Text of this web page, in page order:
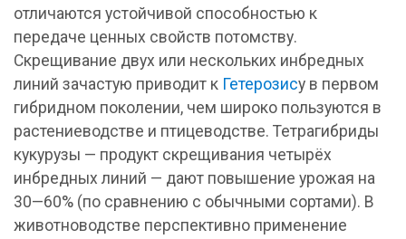
отличаются устойчивой способностью к
передаче ценных свойств потомству.
Скрещивание двух или нескольких инбредных
линий зачастую приводит к Гетерозису в первом
гибридном поколении, чем широко пользуются в
растениеводстве и птицеводстве. Тетрагибриды
кукурузы — продукт скрещивания четырёх
инбредных линий — дают повышение урожая на
30—60% (по сравнению с обычными сортами). В
животноводстве перспективно применение